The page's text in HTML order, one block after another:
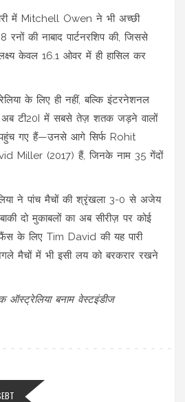
में Mitchell Owen ने भी अच्छी
रनों की नाबाद पार्टनरशिप की, जिससे
केवल 16.1 ओवर में ही हासिल कर
के लिए ही नहीं, बल्कि इंटरनेशनल
अब टी20I में सबसे तेज़ शतक जड़ने वालों
गए हैं—उनसे आगे सिर्फ Rohit
Miller (2017) हैं, जिनके नाम 35 गेंदों
ने पांच मैचों की श्रृंखला 3-0 से अजेय
दो मुकाबलों का अब सीरीज़ पर कोई
के लिए Tim David की यह पारी
मैचों में भी इसी लय को बरकरार रखने
ऑस्ट्रेलिया बनाम वेस्टइंडीज